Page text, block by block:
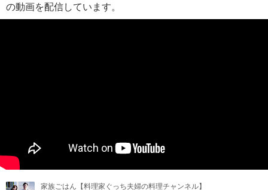
の動画を配信しています。